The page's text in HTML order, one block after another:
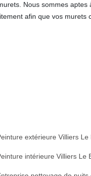
Nous sommes aptes
afin que vos murets
extérieure Villiers Le
intérieure Villiers Le